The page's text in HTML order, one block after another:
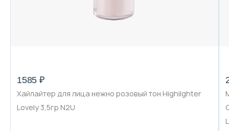
1585 ₽
Хайлайтер для лица нежно розовый тон Highilghter
Lovely 3,5гр N2U